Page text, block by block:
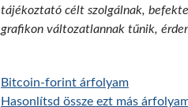
tájékoztató célt szolgálnak,
grafikon változatlannak tűnik,
Bitcoin-forint árfolyam
Hasonlítsd össze ezt más